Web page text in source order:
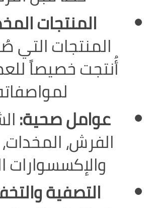
المنتجات
المنتجات
أُنتجت خصيصاً
عوامل صحية:
الفرش، المخدات،
والإكسسوارات
التصفية